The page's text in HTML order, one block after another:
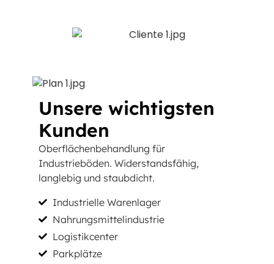
Unsere wichtigsten
Kunden
Oberflächenbehandlung für
Industrieböden. Widerstandsfähig,
langlebig und staubdicht.
Industrielle Warenlager
Nahrungsmittelindustrie
Logistikcenter
Parkplätze